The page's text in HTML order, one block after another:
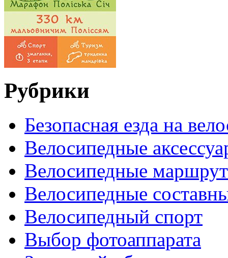
Рубрики
Безопасная езда на
Велосипедные
Велосипедные
Велосипедные
Велосипедный спорт
Выбор фотоаппарата